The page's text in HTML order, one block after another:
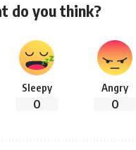
do you think?
Sleepy
0
Angry
0